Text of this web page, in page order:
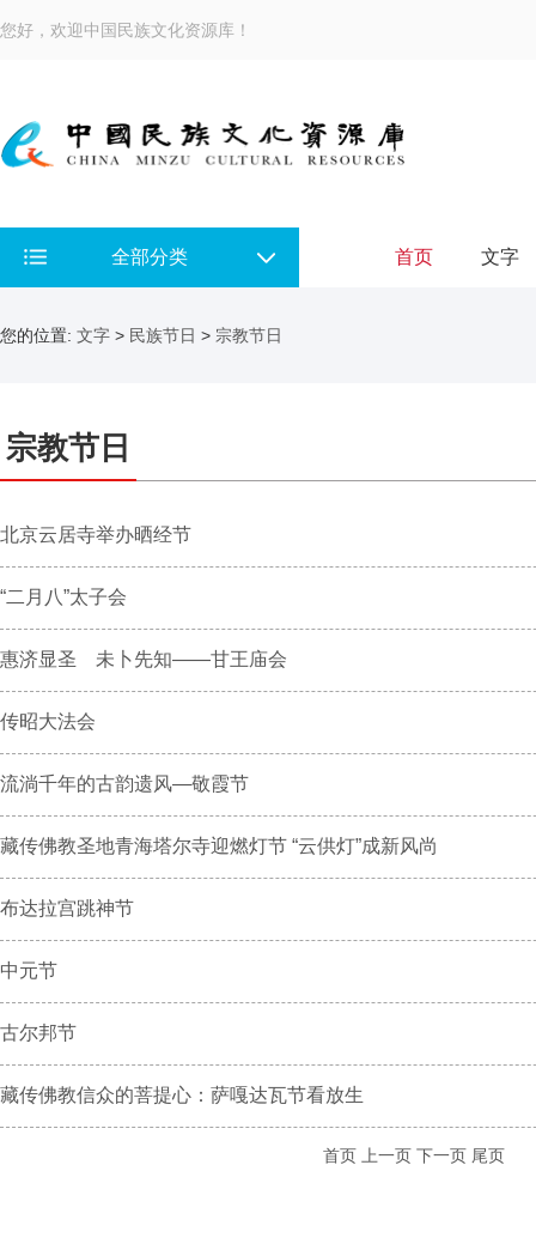
您好，欢迎中国民族文化资源库！
全部分类 首页 文字
您的位置: 文字 > 民族节日 > 宗教节日
宗教节日
北京云居寺举办晒经节
“二月八”太子会
惠济显圣 未卜先知——甘王庙会
传昭大法会
流淌千年的古韵遗风—敬霞节
藏传佛教圣地青海塔尔寺迎燃灯节 “云供灯”成新风尚
布达拉宫跳神节
中元节
古尔邦节
藏传佛教信众的菩提心：萨嘎达瓦节看放生
首页 上一页 下一页 尾页